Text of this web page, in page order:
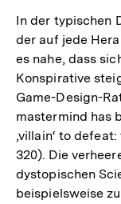
In der typischen
der auf jede
es nahe, dass
Konspirative
Game-Design-
mastermind has
‚villain‘ to
320). Die
dystopischen
beispielsweise